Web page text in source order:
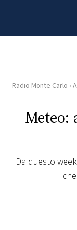
HOME
RADIO
RADIO
Radio Monte Carlo ›
Meteo:
Da questo